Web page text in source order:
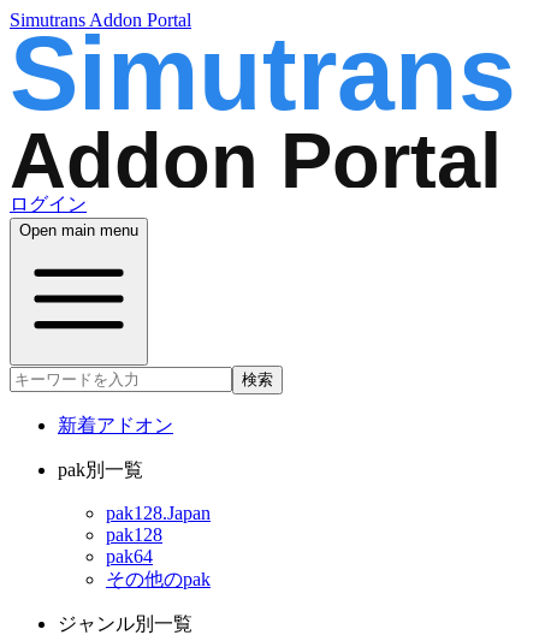
Simutrans Addon Portal
ログイン
Open main menu
検索
新着アドオン
pak別一覧
pak128.Japan
pak128
pak64
その他のpak
ジャンル別一覧